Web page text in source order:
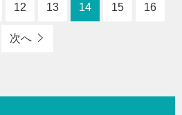
12 13 14 15 16
次へ